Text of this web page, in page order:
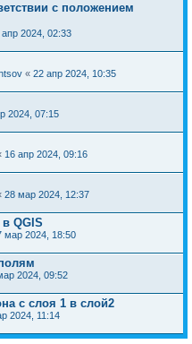
с положением
апр 2024, 02:33
« 22 апр 2024, 10:35
2024, 07:15
16 апр 2024, 09:16
28 мар 2024, 12:37
QGIS
мар 2024, 18:50
2024, 09:52
с слоя 1 в слой2
2024, 11:14